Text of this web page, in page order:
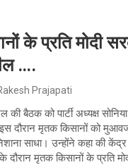
के प्रति मोदी
….
Prajapati
बैठक को पार्टी अध्यक्ष
इस दौरान मृतक किसानों को
साधा। उन्होंने कहा की
मृतक किसानों के प्रति